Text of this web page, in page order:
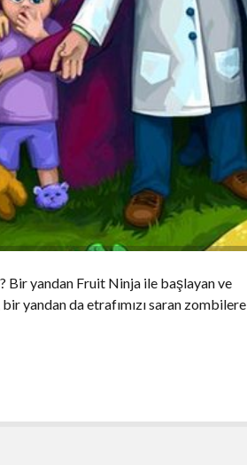
Bir yandan Fruit Ninja ile başlayan ve
bir yandan da etrafımızı saran zombilere